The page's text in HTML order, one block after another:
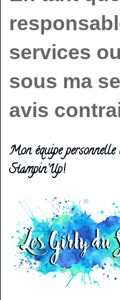
services
sous ma
avis
Mon équipe personnelle
Stampin'Up!